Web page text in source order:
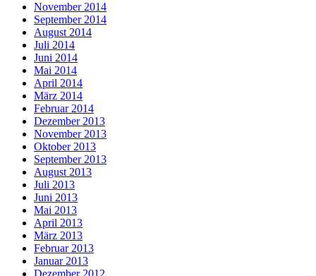
November 2014
September 2014
August 2014
Juli 2014
Juni 2014
Mai 2014
April 2014
März 2014
Februar 2014
Dezember 2013
November 2013
Oktober 2013
September 2013
August 2013
Juli 2013
Juni 2013
Mai 2013
April 2013
März 2013
Februar 2013
Januar 2013